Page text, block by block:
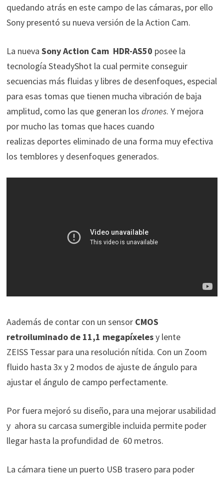
quedando atrás en este campo de las cámaras, por ello
Sony presentó su nueva versión de la Action Cam.
La nueva Sony Action Cam HDR-AS50 posee la
tecnología SteadyShot la cual permite conseguir
secuencias más fluidas y libres de desenfoques, especial
para esas tomas que tienen mucha vibración de baja
amplitud, como las que generan los drones. Y mejora
por mucho las tomas que haces cuando
realizas deportes eliminado de una forma muy efectiva
los temblores y desenfoques generados.
Aademás de contar con un sensor CMOS
retroiluminado de 11,1 megapíxelesy lente
ZEISSTessar para una resolución nítida. Con un Zoom
fluido hasta 3x y 2 modos de ajuste de ángulo para
ajustar el ángulo de campo perfectamente.
Por fuera mejoró su diseño, para una mejorar usabilidad
y ahora su carcasa sumergible incluida permite poder
llegar hasta la profundidad de 60 metros.
La cámara tiene un puerto USB trasero para poder